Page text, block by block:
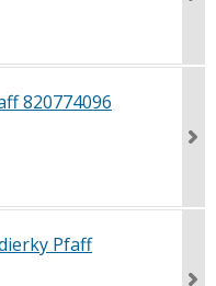
820774096
Pfaff